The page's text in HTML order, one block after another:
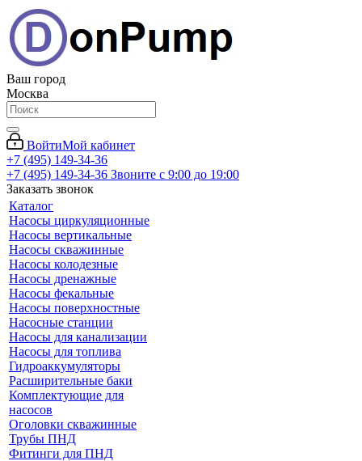
Ваш город
Москва
ВойтиМой кабинет
+7 (495) 149-34-36
+7 (495) 149-34-36 Звоните с 9:00 до 19:00
Заказать звонок
Каталог
Насосы циркуляционные
Насосы вертикальные
Насосы скважинные
Насосы колодезные
Насосы дренажные
Насосы фекальные
Насосы поверхностные
Насосные станции
Насосы для канализации
Насосы для топлива
Гидроаккумуляторы
Расширительные баки
Комплектующие для
насосов
Оголовки скважинные
Трубы ПНД
Фитинги для ПНД